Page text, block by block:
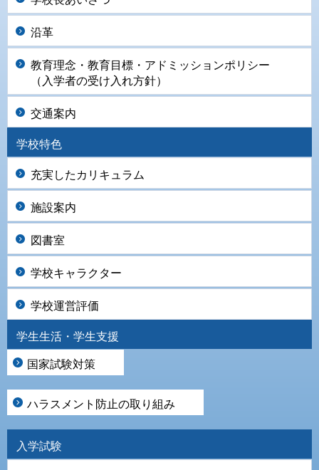
沿革
教育理念・教育目標・アドミッションポリシー
（入学者の受け入れ方針）
交通案内
学校特色
充実したカリキュラム
施設案内
図書室
学校キャラクター
学校運営評価
学生生活・学生支援
国家試験対策
ハラスメント防止の取り組み
入学試験